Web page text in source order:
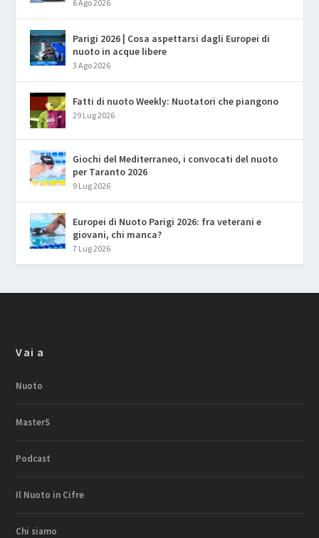
6 Ago 2026
Parigi 2026 | Cosa aspettarsi dagli Europei di
nuoto in acque libere
3 Ago 2026
Fatti di nuoto Weekly: Nuotatori che piangono
29 Lug 2026
Giochi del Mediterraneo, i convocati del nuoto
per Taranto 2026
9 Lug 2026
Europei di Nuoto Parigi 2026: fra veterani e
giovani, chi manca?
7 Lug 2026
Vai a
Nuoto
MasterS
Podcast
Il Nuoto in Cifre
Chi siamo